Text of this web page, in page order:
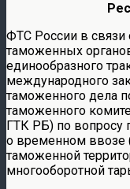
ФТС России в
таможенных
единообразного
международного
таможенного дела
таможенного
ГТК РБ) по вопросу
о временном ввозе
таможенной
многооборотной